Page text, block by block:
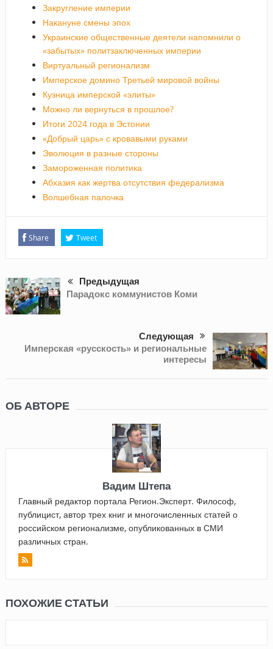
Закругление империи
Накануне смены эпох
Украинские общественные деятели напомнили о
«забытых» политзаключенных империи
Виртуальный регионализм
Имперское домино Третьей мировой войны
Кузница имперской «элиты»
Можно ли вернуться в прошлое?
Итоги 2024 года в Эстонии
«Добрый царь» с кровавыми руками
Эволюция в разные стороны
Замороженная политика
Абхазия как жертва отсутствия федерализма
Волшебная палочка
Share Tweet
Предыдущая
Парадокс коммунистов Коми
Следующая
Имперская «русскость» и региональные
интересы
ОБ АВТОРЕ
Вадим Штепа
Главный редактор портала Регион.Эксперт. Философ,
публицист, автор трех книг и многочисленных статей о
российском регионализме, опубликованных в СМИ
различных стран.
ПОХОЖИЕ СТАТЬИ